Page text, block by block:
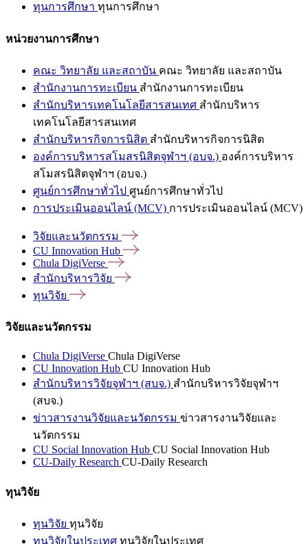
ทุนการศึกษา ทุนการศึกษา
หน่วยงานการศึกษา
คณะ วิทยาลัย และสถาบัน คณะ วิทยาลัย และสถาบัน
สำนักงานการทะเบียน สำนักงานการทะเบียน
สำนักบริหารเทคโนโลยีสารสนเทศ สำนักบริหาร
เทคโนโลยีสารสนเทศ
สำนักบริหารกิจการนิสิต สำนักบริหารกิจการนิสิต
องค์การบริหารสโมสรนิสิตจุฬาฯ (อบจ.) องค์การบริหาร
สโมสรนิสิตจุฬาฯ (อบจ.)
ศูนย์การศึกษาทั่วไป ศูนย์การศึกษาทั่วไป
การประเมินออนไลน์ (MCV) การประเมินออนไลน์ (MCV)
วิจัยและนวัตกรรม
CU Innovation Hub
Chula DigiVerse
สำนักบริหารวิจัย
ทุนวิจัย
วิจัยและนวัตกรรม
Chula DigiVerse Chula DigiVerse
CU Innovation Hub CU Innovation Hub
สำนักบริหารวิจัยจุฬาฯ (สบจ.) สำนักบริหารวิจัยจุฬาฯ
(สบจ.)
ข่าวสารงานวิจัยและนวัตกรรม ข่าวสารงานวิจัยและ
นวัตกรรม
CU Social Innovation Hub CU Social Innovation Hub
CU-Daily Research CU-Daily Research
ทุนวิจัย
ทุนวิจัย ทุนวิจัย
ทุนวิจัยในประเทศ ทุนวิจัยในประเทศ